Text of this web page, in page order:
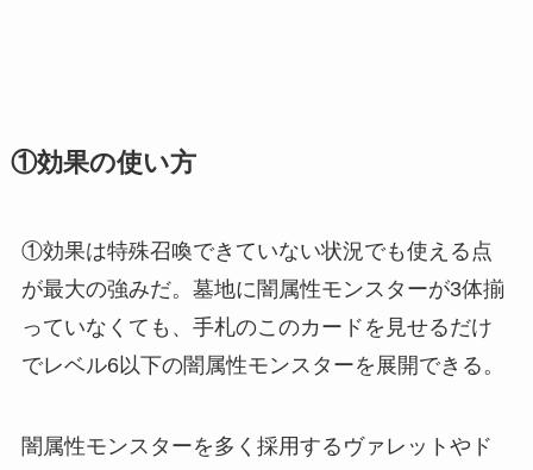
①効果の使い方
①効果は特殊召喚できていない状況でも使える点
が最大の強みだ。墓地に闇属性モンスターが3体揃
っていなくても、手札のこのカードを見せるだけ
でレベル6以下の闇属性モンスターを展開できる。
闇属性モンスターを多く採用するヴァレットやド